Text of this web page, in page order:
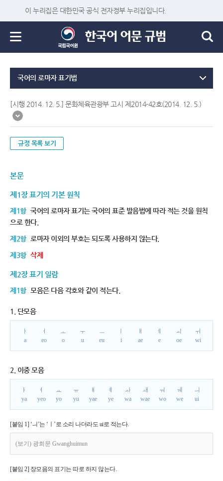
이 누리집은 대한민국 공식 전자정부 누리집입니다.
국어의 로마자 표기법
[시행 2014. 12. 5.] 문화체육관광부 고시 제2014-42호(2014. 12. 5.)
규정 목록 보기
본문
제1장 표기의 기본 원칙
제1항 국어의 로마자 표기는 국어의 표준 발음법에 따라 적는 것을 원칙
으로 한다.
제2항 로마자 이외의 부호는 되도록 사용하지 않는다.
제3항 삭제
제2장 표기 일람
제1항 모음은 다음 각호와 같이 적는다.
1. 단모음
ㅏ
a
ㅓ
eo
ㅗ
o
ㅜ
u
ㅡ
eu
i
ㅐ
ae
ㅔ
e
ㅚ
oe
ㅟ
wi
2. 이중 모음
ㅑ
ya
ㅕ
yeo
ㅛ
yo
ㅠ
yu
ㅒ
yae
ㅖ
ye
ㅘ
wa
ㅙ
wae
ㅝ
wo
ㅞ
we
ㅢ
ui
[붙임 1] ‘ㅢ’는 ‘ㅣ’로 소리 나더라도 ui로 적는다.
(보기) 광희문 Gwanghuimun
[붙임 2] 장모음의 표기는 따로 하지 않는다.